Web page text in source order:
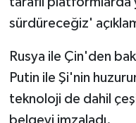
sürdüreceğiz'
Rusya ile Çin'den
Putin ile Şi'nin
teknoloji de dahil
belgeyi imzaladı.